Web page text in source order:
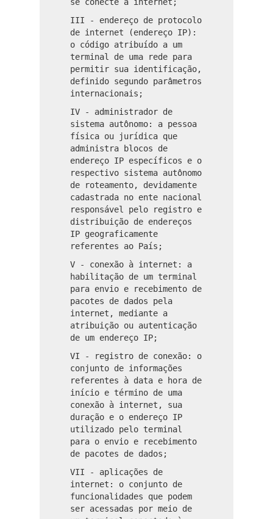
III - endereço de protocolo
de internet (endereço IP):
o código atribuído a um
terminal de uma rede para
permitir sua identificação,
definido segundo parâmetros
internacionais;
IV - administrador de
sistema autônomo: a pessoa
física ou jurídica que
administra blocos de
endereço IP específicos e o
respectivo sistema autônomo
de roteamento, devidamente
cadastrada no ente nacional
responsável pelo registro e
distribuição de endereços
IP geograficamente
referentes ao País;
V - conexão à internet: a
habilitação de um terminal
para envio e recebimento de
pacotes de dados pela
internet, mediante a
atribuição ou autenticação
de um endereço IP;
VI - registro de conexão: o
conjunto de informações
referentes à data e hora de
início e término de uma
conexão à internet, sua
duração e o endereço IP
utilizado pelo terminal
para o envio e recebimento
de pacotes de dados;
VII - aplicações de
internet: o conjunto de
funcionalidades que podem
ser acessadas por meio de